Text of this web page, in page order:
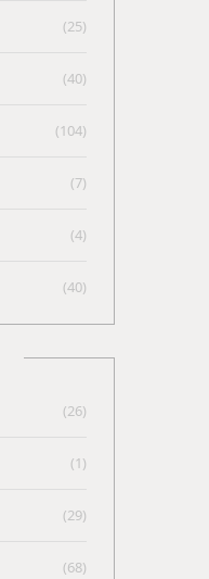
(25)
(40)
(104)
(7)
(4)
(40)
(26)
(1)
(29)
(68)